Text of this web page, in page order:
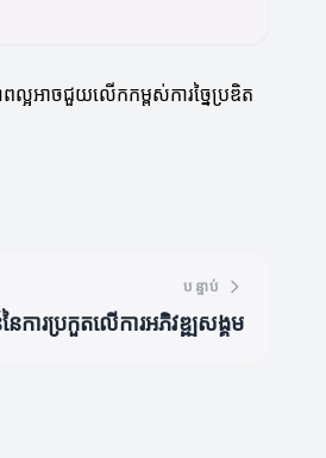
ល្អអាចជួយលើកកម្ពស់ការច្នៃប្រឌិត
បន្ទាប់
ការប្រកួតលើការអភិវឌ្ឍសង្គម